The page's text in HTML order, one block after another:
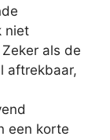
niet
als de
aftrekbaar,
een korte